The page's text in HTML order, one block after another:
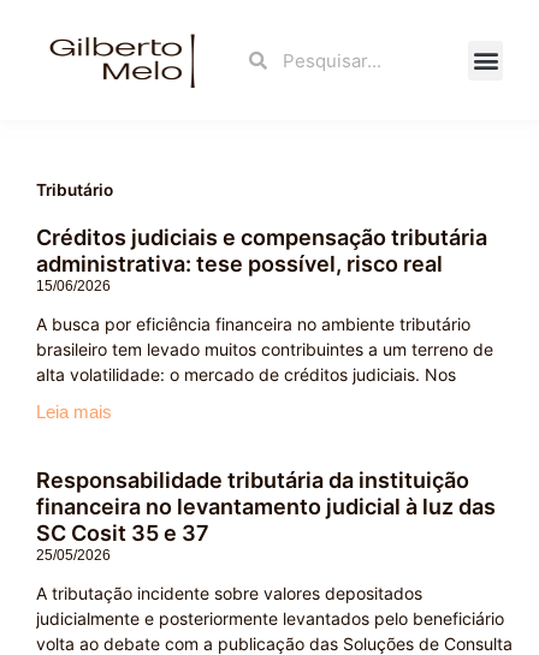
Search
Tributário
Créditos judiciais e compensação tributária
administrativa: tese possível, risco real
15/06/2026
A busca por eficiência financeira no ambiente tributário
brasileiro tem levado muitos contribuintes a um terreno de
alta volatilidade: o mercado de créditos judiciais. Nos
Leia mais
Responsabilidade tributária da instituição
financeira no levantamento judicial à luz das
SC Cosit 35 e 37
25/05/2026
A tributação incidente sobre valores depositados
judicialmente e posteriormente levantados pelo beneficiário
volta ao debate com a publicação das Soluções de Consulta